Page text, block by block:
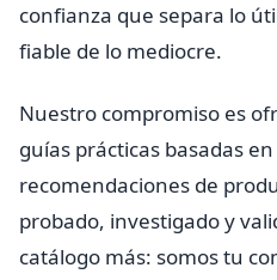
confianza que separa lo
fiable de lo mediocre.
Nuestro compromiso es
guías prácticas basadas
recomendaciones de
probado, investigado y
catálogo más: somos tu